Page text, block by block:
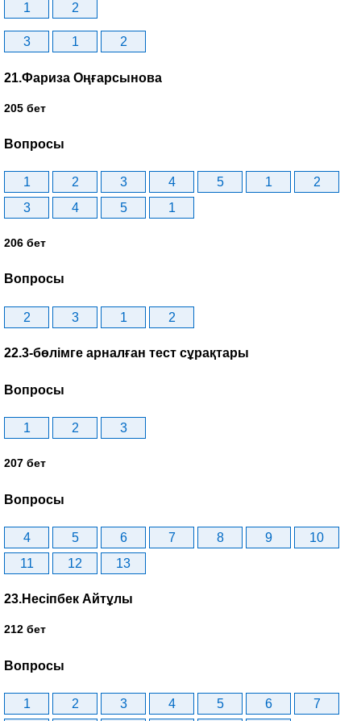
1 2
3 1 2
21.Фариза Оңғарсынова
205 бет
Вопросы
1 2 3 4 5 1
2
3
4 5 1
206 бет
Вопросы
2 3 1 2
22.3-бөлімге арналған тест сұрақтары
Вопросы
1 2 3
207 бет
Вопросы
4 5 6 7 8 9
10
11
12 13
23.Несіпбек Айтұлы
212 бет
Вопросы
1 2 3 4 5 6
7